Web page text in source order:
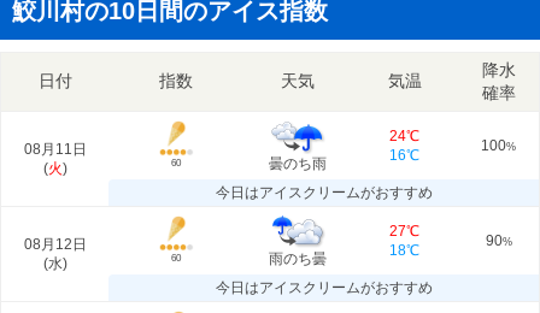
鮫川村の10日間のアイス指数
日付 指数 天気 気温
降水
確率
08月11日
(火) 60 曇のち雨
24℃
16℃
100%
今日はアイスクリームがおすすめ
08月12日
(水) 60 雨のち曇
27℃
18℃
90%
今日はアイスクリームがおすすめ